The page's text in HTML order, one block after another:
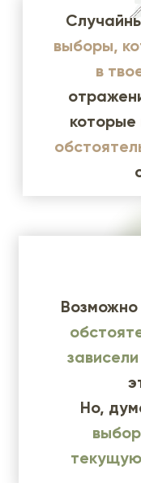
выборы,
в
которые
Возможно
Но,